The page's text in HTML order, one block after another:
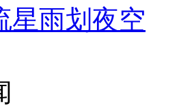
星雨划夜空